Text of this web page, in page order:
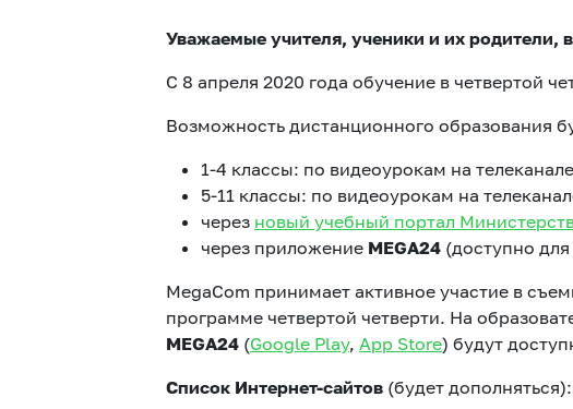
M2M
Подбор
Новости
Уважаемые учителя, ученики и их родители,
С 8 апреля 2020 года обучение в четвертой
Возможность дистанционного образования
1-4 классы: по видеоурокам на
5-11 классы: по видеоурокам на
через новый учебный портал
через приложение MEGA24 (доступно
MegaCom принимает активное участие в
программе четвертой четверти. На
MEGA24 (Google Play, App Store) будут
Список Интернет-сайтов (будет дополняться):